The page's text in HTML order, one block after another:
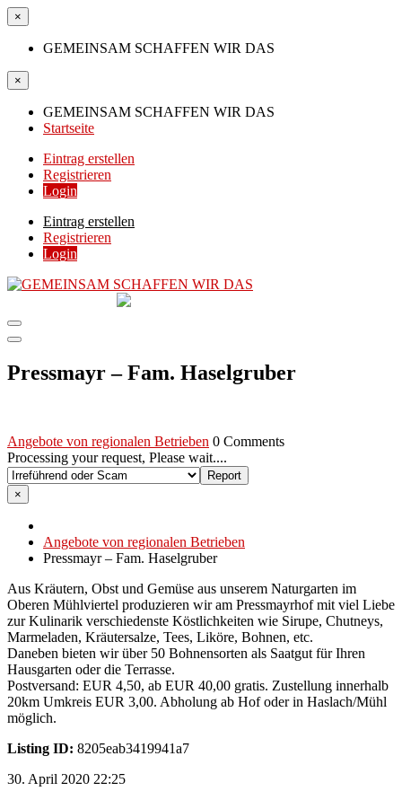
×
GEMEINSAM SCHAFFEN WIR DAS
×
GEMEINSAM SCHAFFEN WIR DAS
Startseite
Eintrag erstellen
Registrieren
Login
Eintrag erstellen
Registrieren
Login
Pressmayr – Fam. Haselgruber
Angebote von regionalen Betrieben 0 Comments
Processing your request, Please wait....
×
Angebote von regionalen Betrieben
Pressmayr – Fam. Haselgruber
Aus Kräutern, Obst und Gemüse aus unserem Naturgarten im
Oberen Mühlviertel produzieren wir am Pressmayrhof mit viel Liebe
zur Kulinarik verschiedenste Köstlichkeiten wie Sirupe, Chutneys,
Marmeladen, Kräutersalze, Tees, Liköre, Bohnen, etc.
Daneben bieten wir über 50 Bohnensorten als Saatgut für Ihren
Hausgarten oder die Terrasse.
Postversand: EUR 4,50, ab EUR 40,00 gratis. Zustellung innerhalb
20km Umkreis EUR 3,00. Abholung ab Hof oder in Haslach/Mühl
möglich.
Listing ID: 8205eab3419941a7
30. April 2020 22:25